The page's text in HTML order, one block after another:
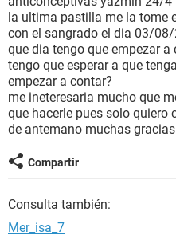
GLOSARIO
la ultima pastilla me la tome
con el sangrado el dia 03/
que dia tengo que empezar a
tengo que esperar a que
empezar a contar?
me ineteresaria mucho que
que hacerle pues solo quiero
de antemano muchas
Compartir
Consulta también:
Mer_isa_7